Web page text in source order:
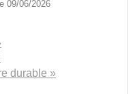
09/06/2026
durable »